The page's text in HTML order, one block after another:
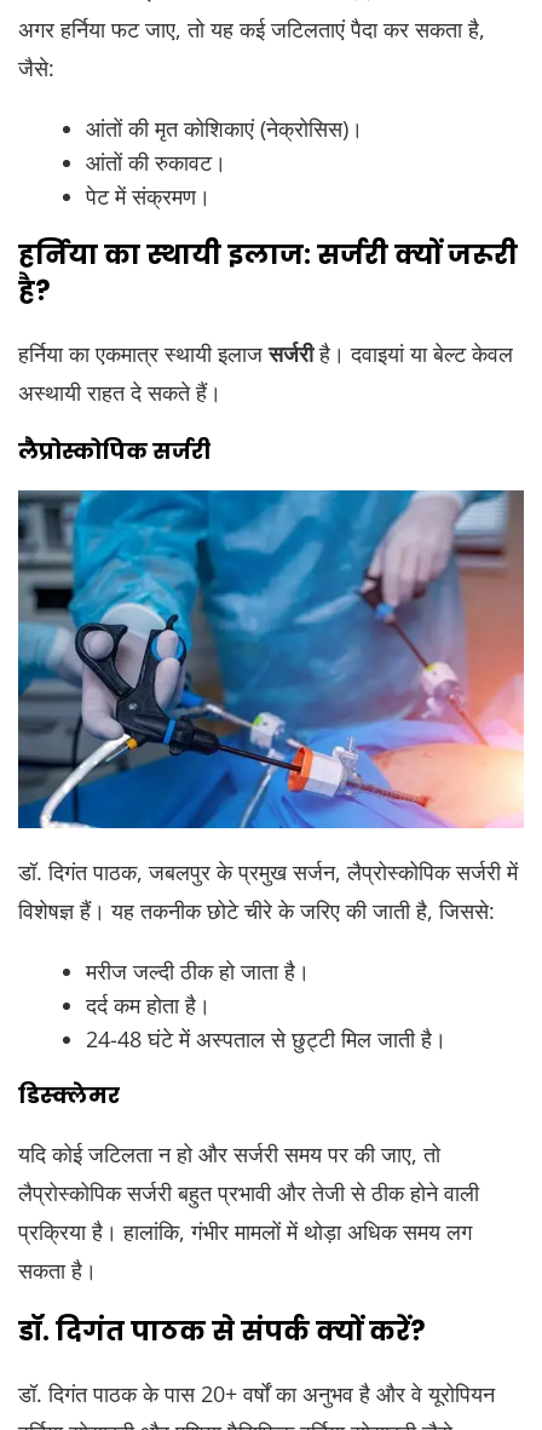
अगर हर्निया फट जाए, तो यह कई जटिलताएं पैदा कर सकता है,
जैसे:
आंतों की मृत कोशिकाएं (नेक्रोसिस)।
आंतों की रुकावट।
पेट में संक्रमण।
हर्निया का स्थायी इलाज: सर्जरी क्यों जरूरी
है?
हर्निया का एकमात्र स्थायी इलाजसर्जरीहै। दवाइयां या बेल्ट केवल
अस्थायी राहत दे सकते हैं।
लैप्रोस्कोपिक सर्जरी
डॉ. दिगंत पाठक, जबलपुर के प्रमुख सर्जन, लैप्रोस्कोपिक सर्जरी में
विशेषज्ञ हैं। यह तकनीक छोटे चीरे के जरिए की जाती है, जिससे:
मरीज जल्दी ठीक हो जाता है।
दर्द कम होता है।
24-48 घंटे में अस्पताल से छुट्टी मिल जाती है।
डिस्क्लेमर
यदि कोई जटिलता न हो और सर्जरी समय पर की जाए, तो
लैप्रोस्कोपिक सर्जरी बहुत प्रभावी और तेजी से ठीक होने वाली
प्रक्रिया है। हालांकि, गंभीर मामलों में थोड़ा अधिक समय लग
सकता है।
डॉ. दिगंत पाठक से संपर्क क्यों करें?
डॉ. दिगंत पाठक के पास 20+ वर्षों का अनुभव है और वे यूरोपियन